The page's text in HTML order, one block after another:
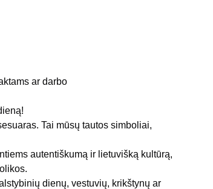
ar darbo
Tai mūsų tautos simboliai,
autentiškumą ir lietuvišką kultūrą,
dienų, vestuvių, krikštynų ar